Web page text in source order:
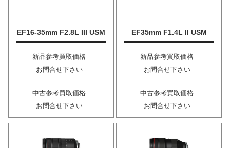
EF16-35mm F2.8L III USM
新品参考買取価格
お問合せ下さい
中古参考買取価格
お問合せ下さい
EF35mm F1.4L II USM
新品参考買取価格
お問合せ下さい
中古参考買取価格
お問合せ下さい